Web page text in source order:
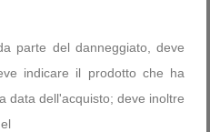
parte del danneggiato, deve
indicare il prodotto che ha
data dell'acquisto; deve inoltre